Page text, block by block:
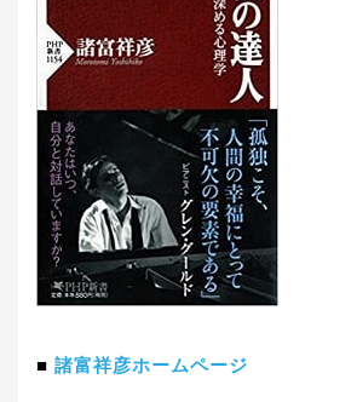
■ 諸富祥彦ホームページ